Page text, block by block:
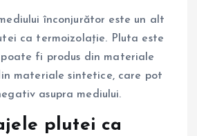
înconjurător este un alt
ca termoizolație. Pluta este
fi produs din materiale
materiale sintetice, care pot
asupra mediului.
plutei ca